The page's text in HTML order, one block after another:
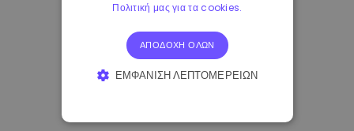
Πολιτική μας για τα cookies.
ΑΠΟΔΟΧΉ ΌΛΩΝ
ΕΜΦΆΝΙΣΗ ΛΕΠΤΟΜΕΡΕΙΏΝ